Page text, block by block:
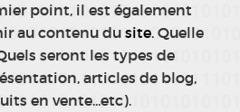
point, il est également
au contenu dusite. Quelle
seront les types de
articles de blog,
en vente...etc).